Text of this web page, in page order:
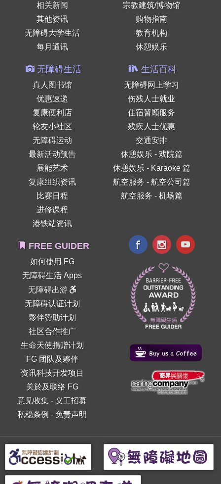
相关新闻
其他资讯
无障碍大学生活
每月通讯
宗教建筑/博物馆
购物指南
教育机构
休憩娱乐
无障碍生活
真人图书馆
优惠速递
复康便利店
轮友小社区
无障碍运动
最新活动预告
展能艺术
复康组织资讯
比赛日程
进修课程
港铁站资讯
生活百科
无障碍网上学习
伤残人士就业
住宿暂顾服务
残疾人士优惠
交通安排
休憩娱乐 - 戏院篇
休憩娱乐 - Karaoke 篇
航空服务 - 航空公司篇
航空服务 - 机场篇
FREE GUIDER
如何使用 FG
无障碍生活 Apps
无障碍出游
无障碍认证计划
夥伴赞助计划
社区合作推广
生命天使捐赠计划
FG 团队及夥伴
资讯科技开发项目
关於及联络 FG
意见收集 - 义工招募
私稳条例 - 免责声明